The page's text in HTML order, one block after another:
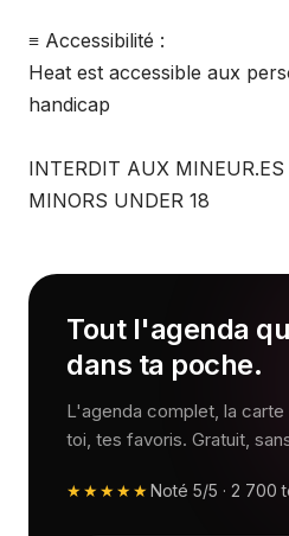
≡ Accessibilité :
Heat est accessible aux
handicap
INTERDIT AUX
MINORS UNDER 18
Tout l'agenda
dans ta poche.
L'agenda complet, la
toi, tes favoris. Gratuit,
★★★★★Noté 5/5 · 2 700